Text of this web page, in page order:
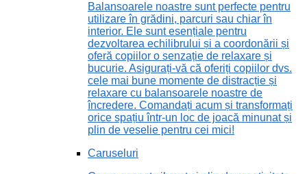
Balansoarele noastre sunt perfecte pentru
utilizare în grădini, parcuri sau chiar în
interior. Ele sunt esențiale pentru
dezvoltarea echilibrului și a coordonării și
oferă copiilor o senzație de relaxare și
bucurie. Asigurați-vă că oferiți copiilor dvs.
cele mai bune momente de distracție și
relaxare cu balansoarele noastre de
încredere. Comandați acum și transformați
orice spațiu într-un loc de joacă minunat și
plin de veselie pentru cei mici!
Caruseluri